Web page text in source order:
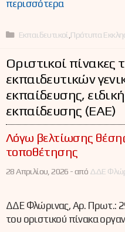
περισσότερα
Κατηγορίες
Εκπαιδευτικοί Πρότυπα
Οριστικοί
εκπαιδευτικών
εκπαίδευσης,
εκπαίδευσης (ΕΑΕ)
Λόγω βελτίωσης
τοποθέτησης
28 Απριλίου, 2026 -από ΔΔΕ
ΔΔΕ Φλώρινας, Αρ. Πρωτ.:
του οριστικού πίνακα